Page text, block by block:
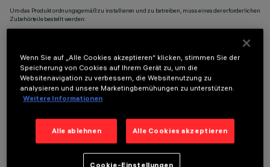
Um das Produkt ordnungsgemäß zu installieren und zu betreiben, muss eines der erforderlichen
Zubehörteile bestellt werden:
OPTIONALE KOMPONENTEN
Wenn Sie auf „Alle Cookies akzeptieren“ klicken, stimmen Sie der
Speicherung von Cookies auf Ihrem Gerät zu, um die
Websitenavigation zu verbessern, die Websitenutzung zu
analysieren und unsere Marketingbemühungen zu unterstützen.
Weitere Informationen
Alle ablehnen Alle Cookies akzeptieren
Cookie-Einstellungen